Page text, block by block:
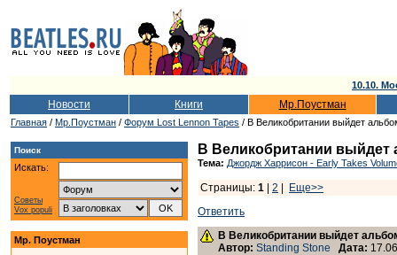
10.10.
Новости Книги Мр.Поустман
Главная / Мр.Поустман / Форум Lost Lennon Tapes / В Великобритании выйдет
Поиск
Искать:
Советы
Vox populi
Мр. Поустман
В Великобритании выйдет
Тема: Джордж Харрисон - Early Takes
Страницы: 1 2
Еще>>
Ответить
В Великобритании выйдет
Автор: Standing Stone Дата: